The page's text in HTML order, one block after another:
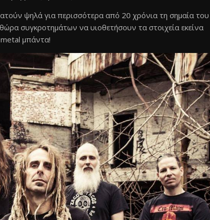
ψηλά για περισσότερα από 20 χρόνια τη σημαία του
συγκροτημάτων να υιοθετήσουν τα στοιχεία εκείνα
μπάντα!